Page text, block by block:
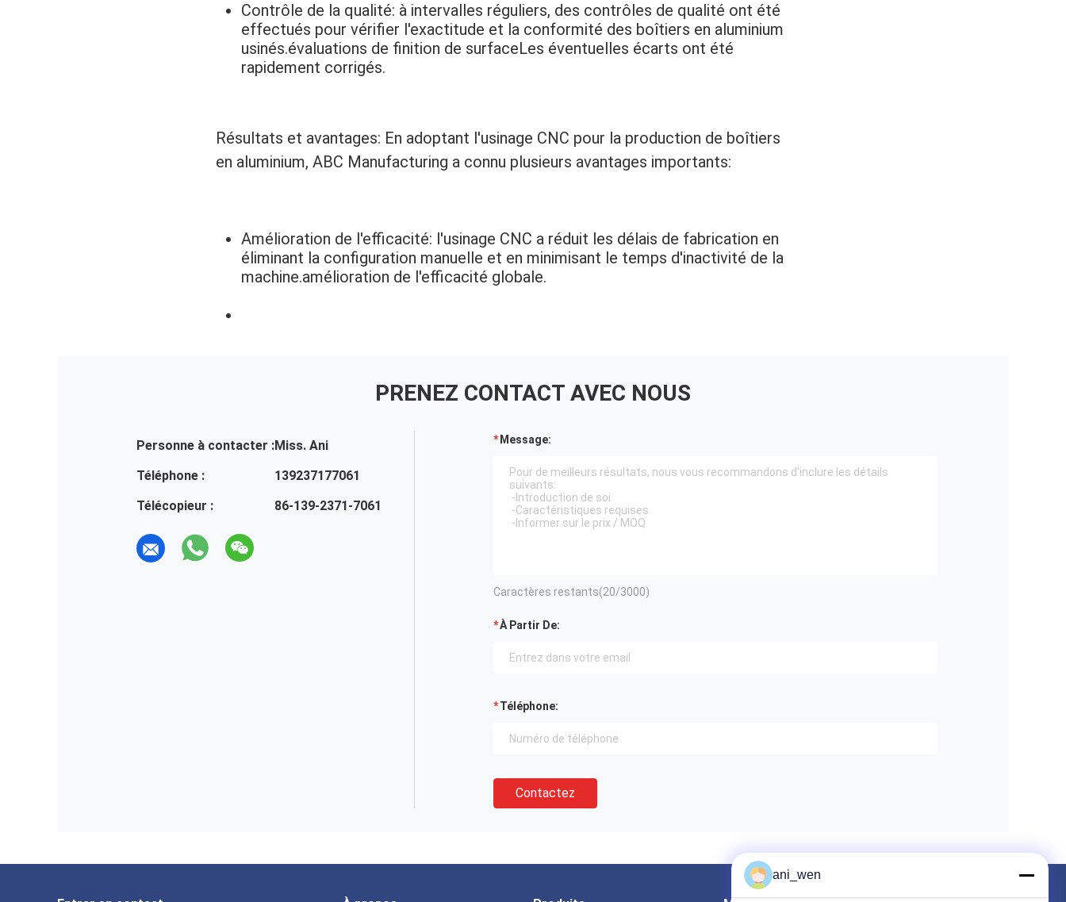
Contrôle de la qualité: à intervalles réguliers, des contrôles de qualité ont été
effectués pour vérifier l'exactitude et la conformité des boîtiers en aluminium
usinés.évaluations de finition de surfaceLes éventuelles écarts ont été
rapidement corrigés.
Résultats et avantages: En adoptant l'usinage CNC pour la production de boîtiers
en aluminium, ABC Manufacturing a connu plusieurs avantages importants:
Amélioration de l'efficacité: l'usinage CNC a réduit les délais de fabrication en
éliminant la configuration manuelle et en minimisant le temps d'inactivité de la
machine.amélioration de l'efficacité globale.
PRENEZ CONTACT AVEC NOUS
Personne à contacter :Miss. Ani
Téléphone :
139237177061
Télécopieur :
86-139-2371-7061
Message:
Caractères restants(20/3000)
À Partir De:
Téléphone:
Contactez
ani_wen